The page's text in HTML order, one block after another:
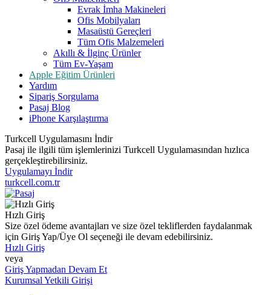
Evrak İmha Makineleri
Ofis Mobilyaları
Masaüstü Gereçleri
Tüm Ofis Malzemeleri
Akıllı & İlginç Ürünler
Tüm Ev-Yaşam
Apple Eğitim Ürünleri
Yardım
Sipariş Sorgulama
Pasaj Blog
iPhone Karşılaştırma
Turkcell Uygulamasını İndir
Pasaj ile ilgili tüm işlemlerinizi Turkcell Uygulamasından hızlıca
gerçekleştirebilirsiniz.
Uygulamayı İndir
turkcell.com.tr
Hızlı Giriş
Size özel ödeme avantajları ve size özel tekliflerden faydalanmak
için Giriş Yap/Üye Ol seçeneği ile devam edebilirsiniz.
Hızlı Giriş
veya
Giriş Yapmadan Devam Et
Kurumsal Yetkili Girişi